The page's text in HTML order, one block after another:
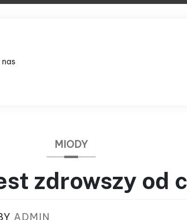
nas
MIODY
zdrowszy od
ADMIN